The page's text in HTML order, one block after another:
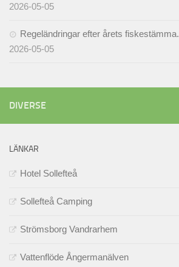
2026-05-05
Regeländringar efter årets fiskestämma.
2026-05-05
DIVERSE
LÄNKAR
Hotel Sollefteå
Sollefteå Camping
Strömsborg Vandrarhem
Vattenflöde Ångermanälven